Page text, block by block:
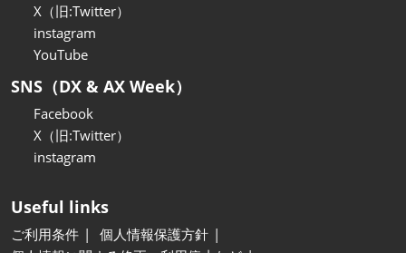
X（旧:Twitter）
instagram
YouTube
SNS（DX & AX Week）
Facebook
X（旧:Twitter）
instagram
Useful links
ご利用条件
個人情報保護方針